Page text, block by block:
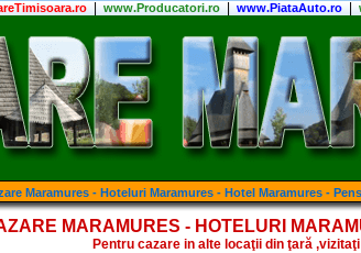
| www.Producatori.ro| www.PiataAuto.ro|
Maramures - Hoteluri Maramures - Hotel Maramures -
MARAMURES - HOTELURI
Pentru cazare in alte locaţii din ţară ,vizitaţi